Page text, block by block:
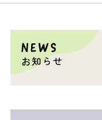
NEWS
お知らせ